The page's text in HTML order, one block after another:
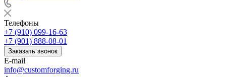
Телефоны
+7 (910) 099-16-63
+7 (901) 888-08-01
Заказать звонок
E-mail
info@customforging.ru